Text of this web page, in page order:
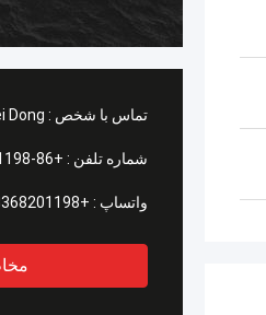
تماس با شخص : Dong
شماره تلفن : +86-13368201198
واتساپ : +8613368201198